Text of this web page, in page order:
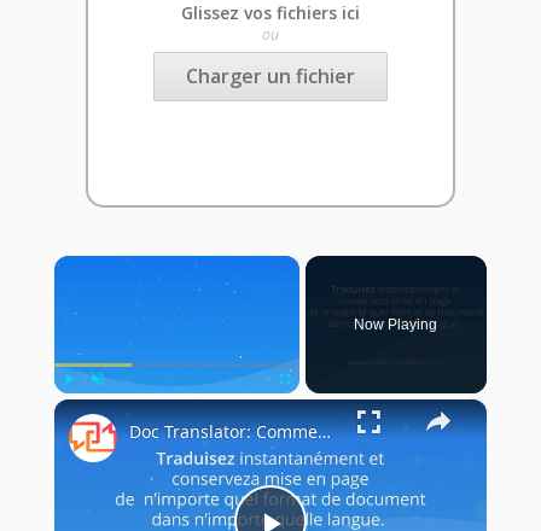
Glissez vos fichiers ici
ou
Charger un fichier
×
Play Unmute Fullscreen
Now Playing
×
Doc Translator: Comment utiliser le traducteur de documents?